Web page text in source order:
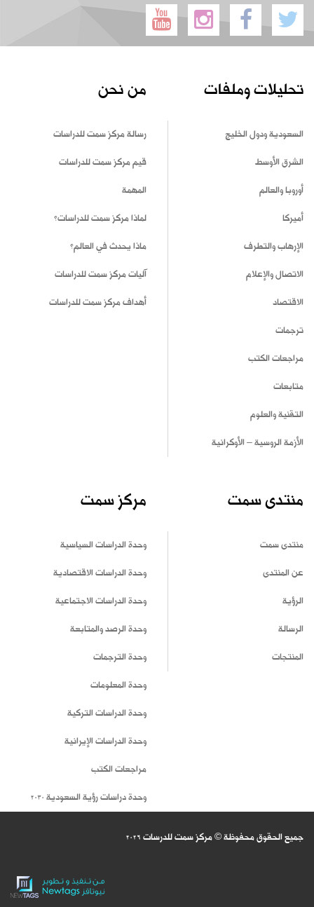
تحليلات وملفات
السعودية ودول الخليج
الشرق الأوسط
أوروبا والعالم
أميركا
الإرهاب والتطرف
الاتصال والإعلام
الاقتصاد
ترجمات
مراجعات الكتب
متابعات
التقنية والعلوم
الأزمة الروسية – الأوكرانية
من نحن
رسالة مركز سمت للدراسات
قيم مركز سمت للدراسات
المهمة
لماذا مركز سمت للدراسات؟
ماذا يحدث في العالم؟
آليات مركز سمت للدراسات
أهداف مركز سمت للدراسات
منتدى سمت
منتدى سمت
عن المنتدى
الرؤية
الرسالة
المنتجات
مركز سمت
وحدة الدراسات السياسية
وحدة الدراسات الاقتصادية
وحدة الدراسات الاجتماعية
وحدة الرصد والمتابعة
وحدة الترجمات
وحدة المعلومات
وحدة الدراسات التركية
وحدة الدراسات الإيرانية
مراجعات الكتب
وحدة دراسات رؤية السعودية 2030
جميع الحقوق محفوظة © مركز سمت للدرسات2026